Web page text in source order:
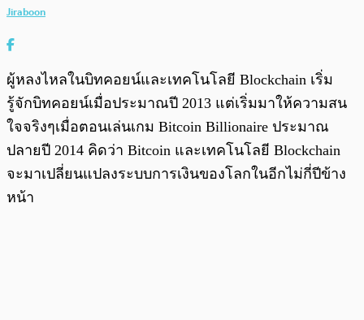
Jiraboon
ผู้หลงไหลในบิทคอยน์และเทคโนโลยี Blockchain เริ่ม
รู้จักบิทคอยน์เมื่อประมาณปี 2013 แต่เริ่มมาให้ความสน
ใจจริงๆเมื่อตอนเล่นเกม Bitcoin Billionaire ประมาณ
ปลายปี 2014 คิดว่า Bitcoin และเทคโนโลยี Blockchain
จะมาเปลี่ยนแปลงระบบการเงินของโลกในอีกไม่กี่ปีข้าง
หน้า